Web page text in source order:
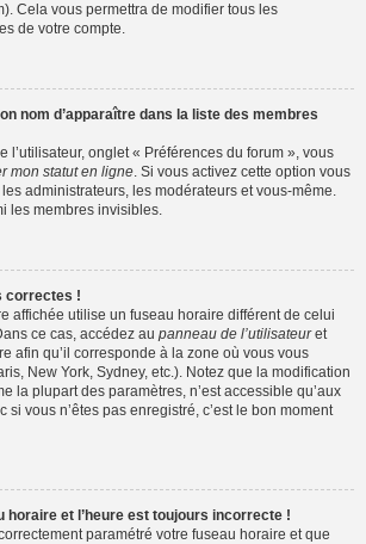
Cela vous permettra de modifier tous les
de votre compte.
nom d’apparaître dans la liste des membres
l’utilisateur, onglet « Préférences du forum », vous
mon statut en ligne. Si vous activez cette option vous
administrateurs, les modérateurs et vous-même.
les membres invisibles.
correctes !
affichée utilise un fuseau horaire différent de celui
ce cas, accédez au panneau de l’utilisateuret
afin qu’il corresponde à la zone où vous vous
New York, Sydney, etc.). Notez que la modification
la plupart des paramètres, n’est accessible qu’aux
si vous n’êtes pas enregistré, c’est le bon moment
horaire et l’heure est toujours incorrecte !
paramétré votre fuseau horaire et que